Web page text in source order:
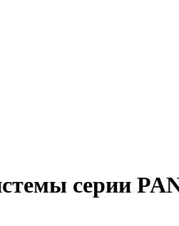
серии